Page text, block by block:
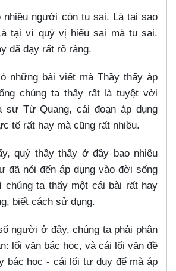
nhiều người còn tu sai. Là tại sao
tại vì quý vị hiểu sai mà tu sai.
đã dạy rất rõ ràng.
những bài viết mà Thầy thấy áp
chúng ta thấy rất là tuyệt vời
sư Từ Quang, cái đoạn áp dụng
tế rất hay mà cũng rất nhiều.
quý thầy thấy ở đây bao nhiêu
đã nói đến áp dụng vào đời sống
chúng ta thấy một cái bài rất hay
biết cách sử dụng.
người ở đây, chúng ta phải phân
lối văn bác học, và cái lối văn đề
bác học - cái lối tư duy để mà áp